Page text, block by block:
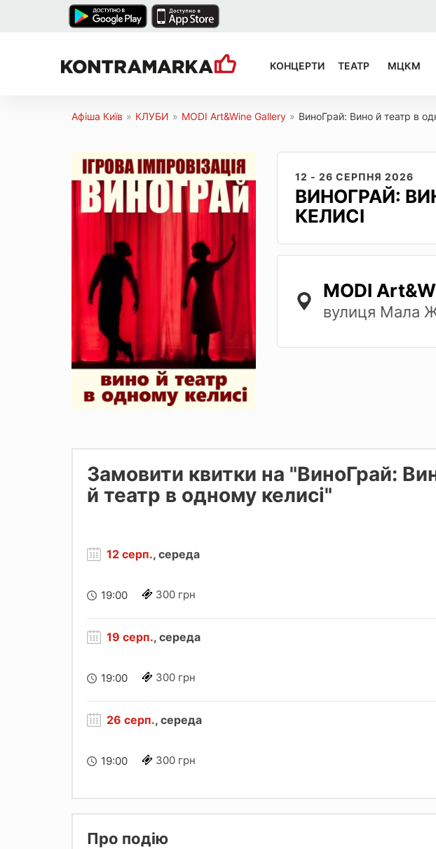
КОНЦЕРТИ ТЕАТР МЦКМ
Афіша Київ » КЛУБИ » MODI Art&Wine Gallery » ВиноГрай: Вино й театр в
12 - 26 СЕРПНЯ 2026
ВИНОГРАЙ:
КЕЛИСІ
MODI
вулиця Мала
Замовити квитки на "ВиноГрай:
й театр в одному келисі"
12 серп., середа
19:00 300 грн
19 серп., середа
19:00 300 грн
26 серп., середа
19:00 300 грн
Про подію